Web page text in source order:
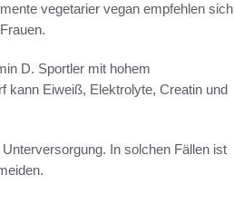
vegetarier vegan empfehlen sich
D. Sportler mit hohem
kann Eiweiß, Elektrolyte, Creatin und
In solchen Fällen ist